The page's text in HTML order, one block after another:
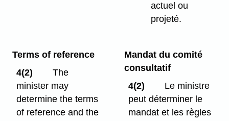
actuel ou
projeté.
Terms of reference
4(2)
The
minister may
determine the terms
of reference and the
Mandat du comité
consultatif
4(2)
Le ministre
peut déterminer le
mandat et les règles